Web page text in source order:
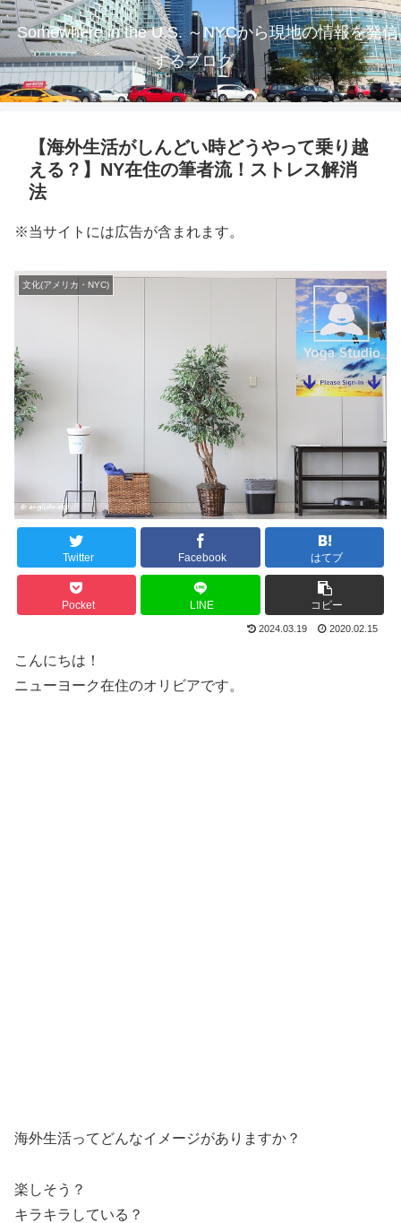
Somewhere in the U.S. ～NYCから現地の情報を発信
するブログ
【海外生活がしんどい時どうやって乗り越
える？】NY在住の筆者流！ストレス解消
法
※当サイトには広告が含まれます。
文化(アメリカ・NYC)
Twitter Facebook はてブ
Pocket LINE コピー
2024.03.19 2020.02.15
こんにちは！
ニューヨーク在住のオリビアです。
海外生活ってどんなイメージがありますか？
楽しそう？
キラキラしている？